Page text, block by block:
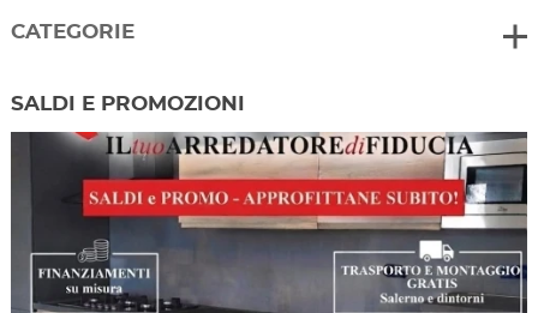
CATEGORIE
SALDI E PROMOZIONI